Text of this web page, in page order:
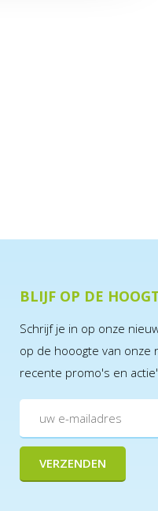
BLIJF OP DE
Schrijf je in op onze
op de hooogte van onze
recente promo's en